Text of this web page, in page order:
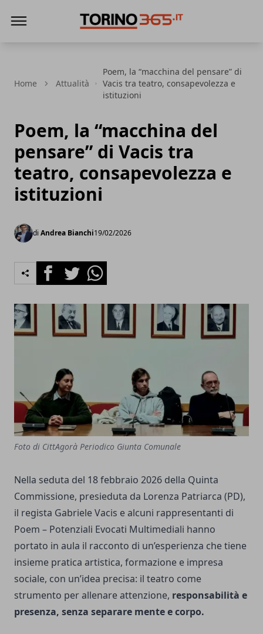
Home Attualità
Poem, la “macchina del pensare” di
Vacis tra teatro, consapevolezza e
istituzioni
Poem, la “macchina del
pensare” di Vacis tra
teatro, consapevolezza e
istituzioni
di Andrea Bianchi19/02/2026
FacebookTwitterWhatsapp
Foto di CittAgorà Periodico Giunta Comunale
Nella seduta del 18 febbraio 2026 della Quinta
Commissione, presieduta da Lorenza Patriarca (PD),
il regista Gabriele Vacis e alcuni rappresentanti di
Poem – Potenziali Evocati Multimediali hanno
portato in aula il racconto di un’esperienza che tiene
insieme pratica artistica, formazione e impresa
sociale, con un’idea precisa: il teatro come
strumento per allenare attenzione, responsabilità e
presenza, senza separare mente e corpo.